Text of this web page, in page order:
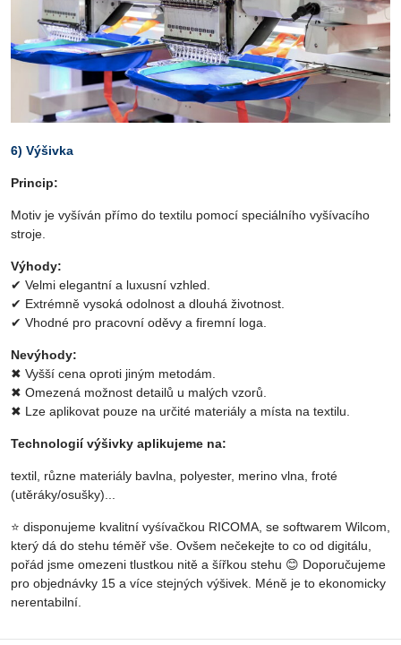
6) Výšivka
Princip:
Motiv je vyšíván přímo do textilu pomocí speciálního vyšívacího
stroje.
Výhody:
✔ Velmi elegantní a luxusní vzhled.
✔ Extrémně vysoká odolnost a dlouhá životnost.
✔ Vhodné pro pracovní oděvy a firemní loga.
Nevýhody:
✖ Vyšší cena oproti jiným metodám.
✖ Omezená možnost detailů u malých vzorů.
✖ Lze aplikovat pouze na určité materiály a místa na textilu.
Technologií výšivky aplikujeme na:
textil, různe materiály bavlna, polyester, merino vlna, froté
(utěráky/osušky)...
⭐ disponujeme kvalitní vyśívačkou RICOMA, se softwarem Wilcom,
který dá do stehu téměř vše. Ovšem nečekejte to co od digitálu,
pořád jsme omezeni tlustkou nitě a šířkou stehu 😊 Doporučujeme
pro objednávky 15 a více stejných výšivek. Méně je to ekonomicky
nerentabilní.